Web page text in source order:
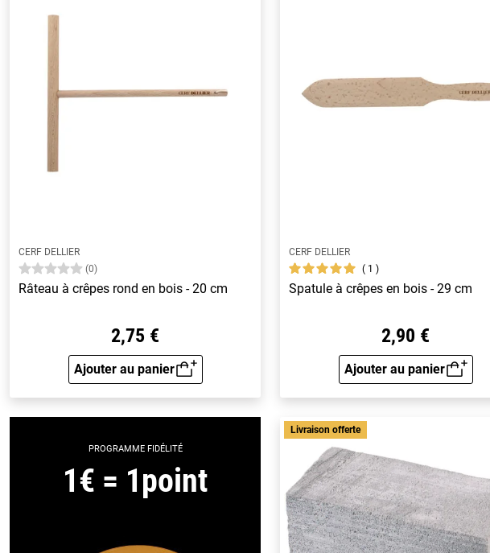
CERF DELLIER
(0)
Râteau à crêpes rond en bois - 20 cm
2,75 €
Ajouter au panier
Aperçu rapide
CERF DELLIER
1
Spatule à crêpes en bois - 29 cm
2,90 €
Ajouter au panier
Aperçu rapide
PROGRAMME FIDÉLITÉ
1€ = 1point
Livraison offerte